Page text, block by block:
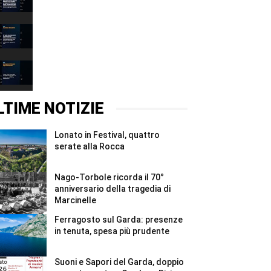
la
tempesta
NOTIZIE
Lonato in Festival, quattro
serate alla Rocca
Nago-Torbole ricorda il 70°
anniversario della tragedia di
Marcinelle
Ferragosto sul Garda: presenze
in tenuta, spesa più prudente
Suoni e Sapori del Garda, doppio